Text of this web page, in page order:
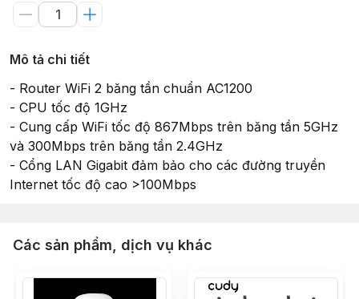
Mô tả chi tiết
- Router WiFi 2 băng tần chuẩn AC1200
- CPU tốc độ 1GHz
- Cung cấp WiFi tốc độ 867Mbps trên băng tần 5GHz
và 300Mbps trên băng tần 2.4GHz
- Cổng LAN Gigabit đảm bảo cho các đường truyền
Internet tốc độ cao >100Mbps
Các sản phẩm, dịch vụ khác